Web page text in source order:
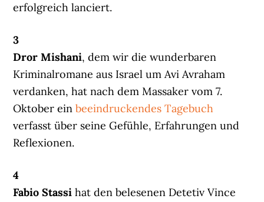
erfolgreich lanciert.
3
Dror Mishani, dem wir die wunderbaren
Kriminalromane aus Israel um Avi Avraham
verdanken, hat nach dem Massaker vom 7.
Oktober einbeeindruckendes Tagebuch
verfasst über seine Gefühle, Erfahrungen und
Reflexionen.
4
Fabio Stassi hat den belesenen Detetiv Vince